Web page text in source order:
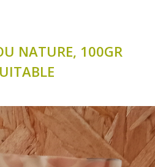
NATURE, 100GR